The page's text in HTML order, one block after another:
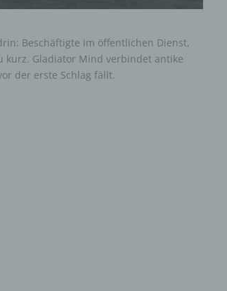
Beschäftigte im öffentlichen Dienst,
kurz. Gladiator Mind verbindet antike
der erste Schlag fällt.